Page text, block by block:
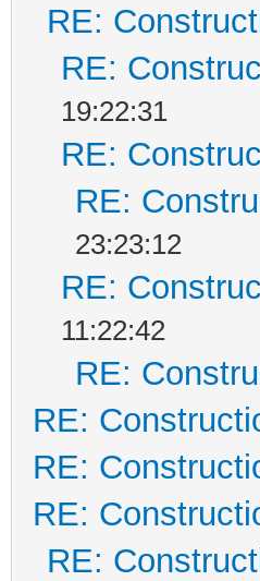
RE:
RE:
19:22:31
RE:
RE:
23:23:12
RE:
11:22:42
RE:
RE:
RE:
RE:
RE: